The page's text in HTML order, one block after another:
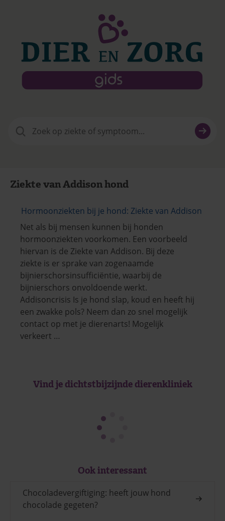
naar:
Ziekte van Addison hond
Hormoonziekten bij je hond: Ziekte van Addison
Net als bij mensen kunnen bij honden
hormoonziekten voorkomen. Een voorbeeld
hiervan is de Ziekte van Addison. Bij deze
ziekte is er sprake van zogenaamde
bijnierschorsinsufficiëntie, waarbij de
bijnierschors onvoldoende werkt.
Addisoncrisis Is je hond slap, koud en heeft hij
een zwakke pols? Neem dan zo snel mogelijk
contact op met je dierenarts! Mogelijk
verkeert …
Vind je dichtstbijzijnde dierenkliniek
Ook interessant
Chocoladevergiftiging: heeft jouw hond
chocolade gegeten?